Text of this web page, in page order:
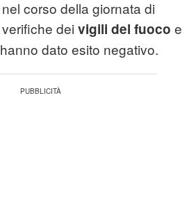
corso della giornata di
dei vigili del fuoco e
hanno dato esito negativo.